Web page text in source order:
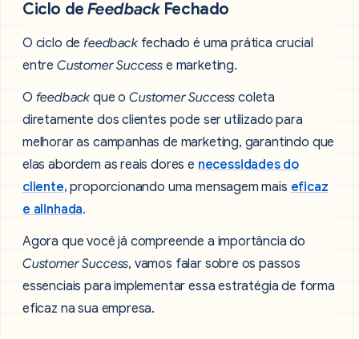
Ciclo deFeedbackFechado
O ciclo defeedback fechado é uma prática crucial
entre Customer Success e marketing.
O feedback que oCustomer Success coleta
diretamente dos clientes pode ser utilizado para
melhorar as campanhas de marketing, garantindo que
elas abordem as reais dores e necessidades do
cliente,proporcionando uma mensagem mais eficaz
e alinhada.
Agora que você já compreende a importância do
Customer Success, vamos falar sobre os passos
essenciais para implementar essa estratégia de forma
eficaz na sua empresa.